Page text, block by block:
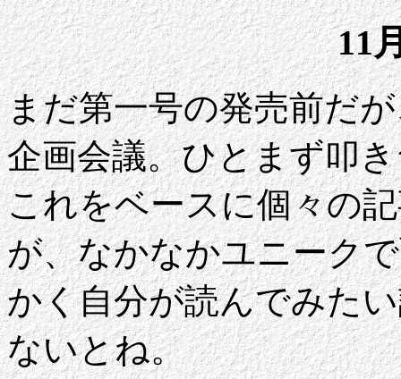
11
まだ第一号の発売前だ
企画会議。ひとまず叩
これをベースに個々の
が、なかなかユニーク
かく自分が読んでみた
ないとね。